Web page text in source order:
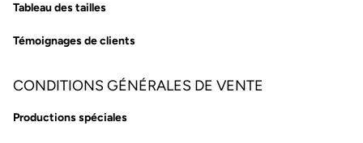
Tableau des tailles
Témoignages de clients
CONDITIONS GÉNÉRALES DE VENTE
Productions spéciales